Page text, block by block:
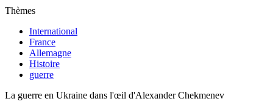
Thèmes
International
France
Allemagne
Histoire
guerre
La guerre en Ukraine dans l'œil d'Alexander Chekmenev